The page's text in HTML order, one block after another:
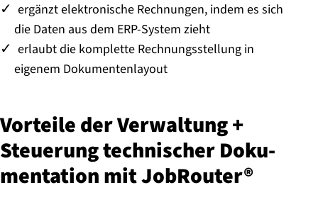
ergänzt elektronische Rechnungen, indem es sich
die Daten aus dem ERP-System zieht
erlaubt die komplette Rechnungsstellung in
eigenem Dokumentenlayout
Vorteile der Verwaltung +
Steuerung technischer Do­ku­
men­ta­ti­on mit JobRouter®